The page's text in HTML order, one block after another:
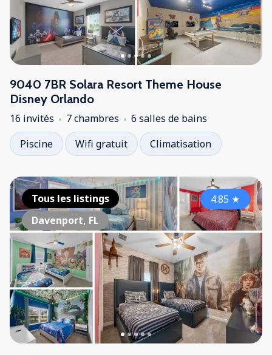
9040 7BR Solara Resort Theme House
Disney Orlando
16 invités 7 chambres
6 salles de bains
Piscine
Wifi gratuit Climatisation
Tous les listings
Davenport, FL
4.85 ★